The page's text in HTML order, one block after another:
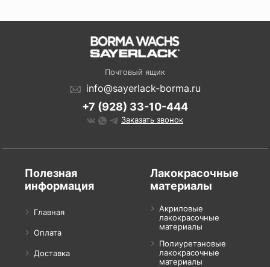
Почтовый ящик
info@sayerlack-borma.ru
+7 (928) 33-10-444
Заказать звонок
Полезная
информация
Главная
Оплата
Доставка
Лакокрасочные
материалы
Акриловые
лакокрасочные
материалы
Полиуретановые
лакокрасочные
материалы